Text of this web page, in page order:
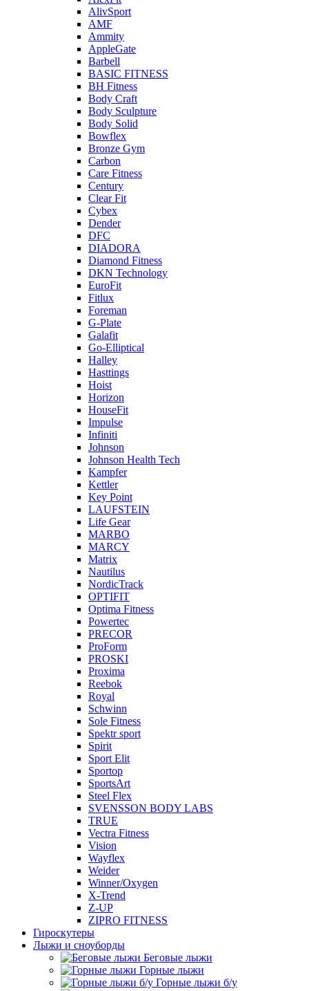
AlivSport
AMF
Ammity
AppleGate
Barbell
BASIC FITNESS
BH Fitness
Body Craft
Body Sculpture
Body Solid
Bowflex
Bronze Gym
Carbon
Care Fitness
Century
Clear Fit
Cybex
Dender
DFC
DIADORA
Diamond Fitness
DKN Technology
EuroFit
Fitlux
Foreman
G-Plate
Galafit
Go-Elliptical
Halley
Hasttings
Hoist
Horizon
HouseFit
Impulse
Infiniti
Johnson
Johnson Health Tech
Kampfer
Kettler
Key Point
LAUFSTEIN
Life Gear
MARBO
MARCY
Matrix
Nautilus
NordicTrack
OPTIFIT
Optima Fitness
Powertec
PRECOR
ProForm
PROSKI
Proxima
Reebok
Royal
Schwinn
Sole Fitness
Spektr sport
Spirit
Sport Elit
Sportop
SportsArt
Steel Flex
SVENSSON BODY LABS
TRUE
Vectra Fitness
Vision
Wayflex
Weider
Winner/Oxygen
X-Trend
Z-UP
ZIPRO FITNESS
Гироскутеры
Лыжи и сноуборды
Беговые лыжи
Горные лыжи
Горные лыжи б/у